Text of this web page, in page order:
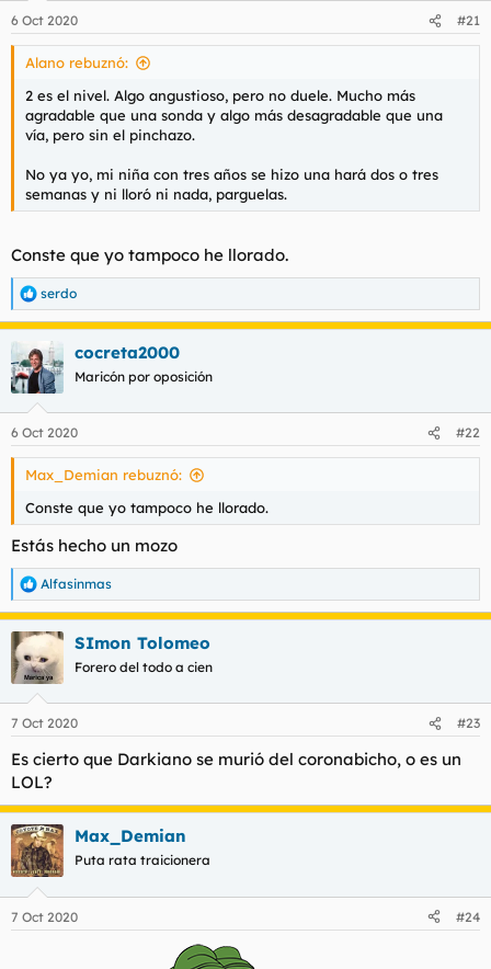
e
s
6 Oct 2020 #21
Alano rebuznó:
2 es el nivel. Algo angustioso, pero no duele. Mucho más
agradable que una sonda y algo más desagradable que una
vía, pero sin el pinchazo.
No ya yo, mi niña con tres años se hizo una hará dos o tres
semanas y ni lloró ni nada, parguelas.
Conste que yo tampoco he llorado.
R
e
a
c
c
i
e
s
serdo
cocreta2000
Maricón por oposición
6 Oct 2020 #22
Max_Demian rebuznó:
Conste que yo tampoco he llorado.
Estás hecho un mozo
R
e
a
c
c
e
:
Alfasinmas
SImon Tolomeo
Forero del todo a cien
7 Oct 2020 #23
Es cierto que Darkiano se murió del coronabicho, o es un
LOL?
Max_Demian
Puta rata traicionera
7 Oct 2020 #24